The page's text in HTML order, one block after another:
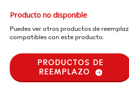
Producto no disponible
Puedes ver otros productos de
compatibles con este producto.
PRODUCTOS DE
REEMPLAZO